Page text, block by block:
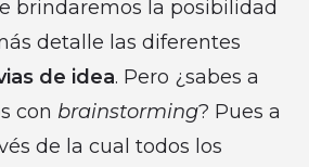
brindaremos la posibilidad
detalle las diferentes
de idea. Pero ¿sabes a
con brainstorming? Pues a
de la cual todos los